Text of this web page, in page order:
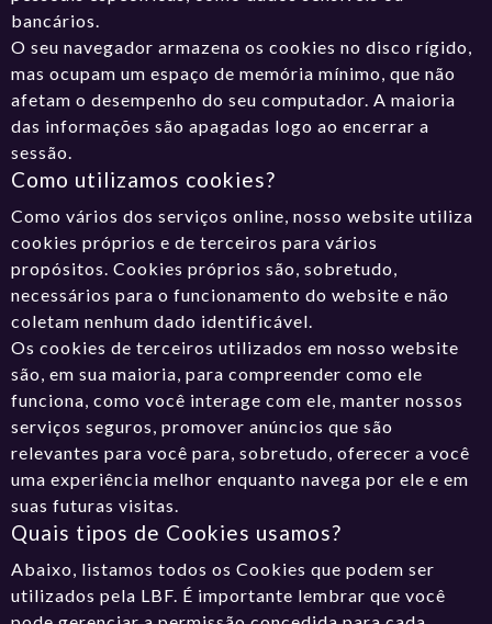
bancários.
O seu navegador armazena os cookies no disco rígido,
mas ocupam um espaço de memória mínimo, que não
afetam o desempenho do seu computador. A maioria
das informações são apagadas logo ao encerrar a
sessão.
Como utilizamos cookies?
Como vários dos serviços online, nosso website utiliza
cookies próprios e de terceiros para vários
propósitos. Cookies próprios são, sobretudo,
necessários para o funcionamento do website e não
coletam nenhum dado identificável.
Os cookies de terceiros utilizados em nosso website
são, em sua maioria, para compreender como ele
funciona, como você interage com ele, manter nossos
serviços seguros, promover anúncios que são
relevantes para você para, sobretudo, oferecer a você
uma experiência melhor enquanto navega por ele e em
suas futuras visitas.
Quais tipos de Cookies usamos?
Abaixo, listamos todos os Cookies que podem ser
utilizados pela LBF. É importante lembrar que você